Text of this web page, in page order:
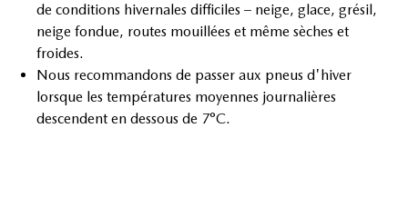
de conditions hivernales difficiles – neige, glace, grésil,
neige fondue, routes mouillées et même sèches et
froides.
Nous recommandons de passer aux pneus d'hiver
lorsque les températures moyennes journalières
descendent en dessous de 7°C.